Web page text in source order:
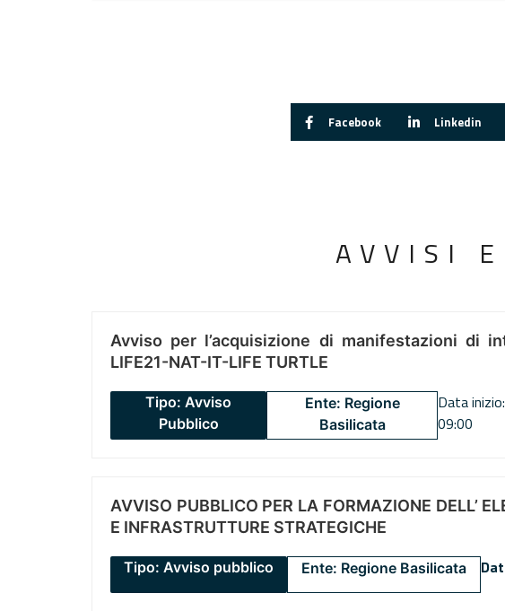
Facebook Linkedin
AVVISI
Avviso per l’acquisizione di manifestazioni di
LIFE21-NAT-IT-LIFE TURTLE
Tipo: Avviso
Pubblico
Ente: Regione
Basilicata
Data
09:00
AVVISO PUBBLICO PER LA FORMAZIONE DELL’
E INFRASTRUTTURE STRATEGICHE
Tipo: Avviso pubblico Ente: Regione Basilicata